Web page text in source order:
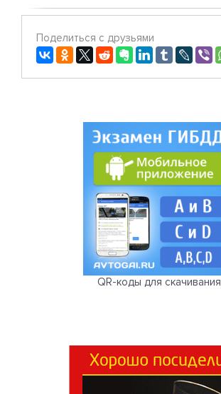
Поделиться с друзьями
QR-коды для скачивания